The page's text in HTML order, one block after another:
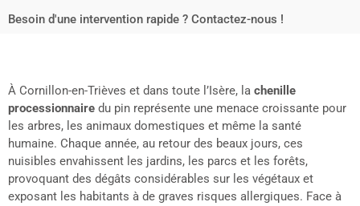
Besoin d'une intervention rapide ? Contactez-nous !
À Cornillon-en-Trièves et dans toute l’Isère, la chenille
processionnaire du pin représente une menace croissante pour
les arbres, les animaux domestiques et même la santé
humaine. Chaque année, au retour des beaux jours, ces
nuisibles envahissent les jardins, les parcs et les forêts,
provoquant des dégâts considérables sur les végétaux et
exposant les habitants à de graves risques allergiques. Face à